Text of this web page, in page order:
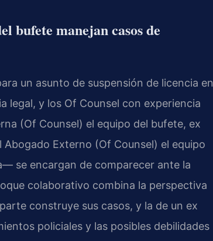
bufete manejan casos de
un asunto de suspensión de licencia en
legal, y los Of Counsel con experiencia
(Of Counsel) el equipo del bufete, ex
Externo (Of Counsel) el equipo
se encargan de comparecer ante la
colaborativo combina la perspectiva
construye sus casos, y la de un ex
policiales y las posibles debilidades